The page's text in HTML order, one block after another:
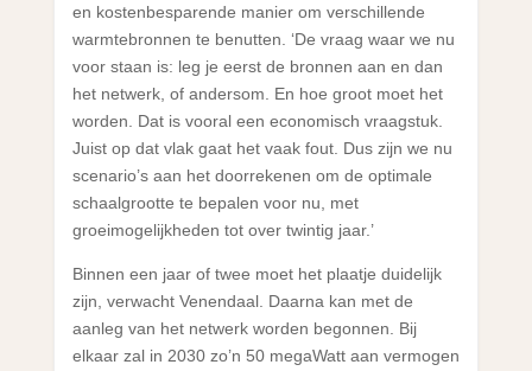
en kostenbesparende manier om verschillende
warmtebronnen te benutten. ‘De vraag waar we nu
voor staan is: leg je eerst de bronnen aan en dan
het netwerk, of andersom. En hoe groot moet het
worden. Dat is vooral een economisch vraagstuk.
Juist op dat vlak gaat het vaak fout. Dus zijn we nu
scenario’s aan het doorrekenen om de optimale
schaalgrootte te bepalen voor nu, met
groeimogelijkheden tot over twintig jaar.’
Binnen een jaar of twee moet het plaatje duidelijk
zijn, verwacht Venendaal. Daarna kan met de
aanleg van het netwerk worden begonnen. Bij
elkaar zal in 2030 zo’n 50 megaWatt aan vermogen